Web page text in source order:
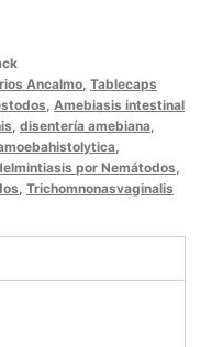
Ancalmo Tablecaps
Amebiasis intestinal
disentería amebiana
por Nemátodos
Trichomnonasvaginalis